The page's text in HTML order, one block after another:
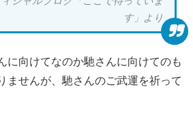
す」より
に向けてなのか馳さんに向けてのも
ませんが、馳さんのご武運を祈って